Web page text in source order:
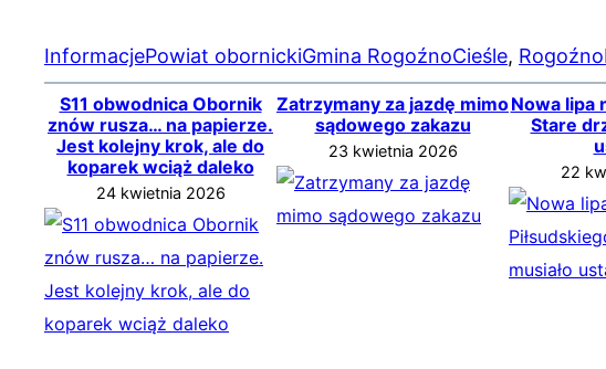
InformacjePowiat obornickiGmina RogoźnoCieśle, Rogoźno
S11 obwodnica Obornik
znów rusza… na papierze.
Jest kolejny krok, ale do
koparek wciąż daleko
24 kwietnia 2026
Zatrzymany za jazdę mimo
sądowego zakazu
23 kwietnia 2026
Nowa lipa
Stare
22